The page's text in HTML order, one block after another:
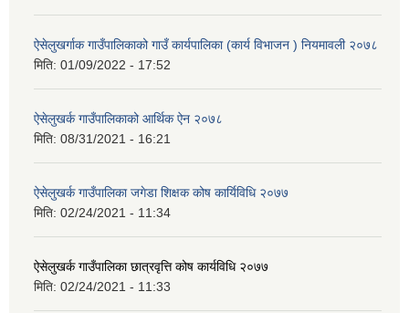
ऐसेलुखर्गाक गाउँपालिकाको गाउँ कार्यपालिका (कार्य विभाजन ) नियमावली २०७८
मिति: 01/09/2022 - 17:52
ऐसेलुखर्क गाउँपालिकाको आर्थिक ऐन २०७८
मिति: 08/31/2021 - 16:21
ऐसेलुखर्क गाउँपालिका जगेडा शिक्षक कोष कार्यिविधि २०७७
मिति: 02/24/2021 - 11:34
ऐसेलुखर्क गाउँपालिका छात्रवृत्ति कोष कार्यविधि २०७७
मिति: 02/24/2021 - 11:33